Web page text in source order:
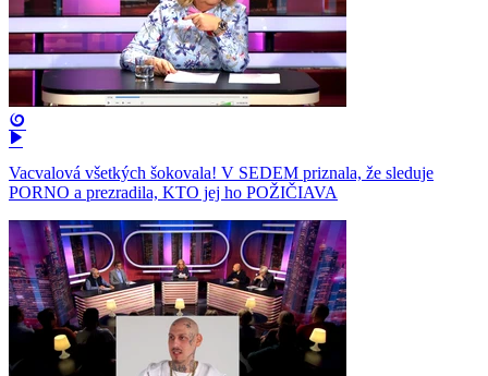
Vacvalová všetkých šokovala! V SEDEM priznala, že sleduje
PORNO a prezradila, KTO jej ho POŽIČIAVA